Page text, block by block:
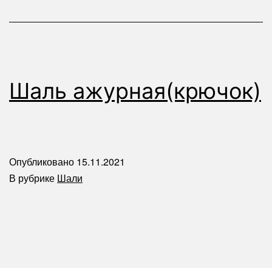
Шаль ажурная(крючок)
Опубликовано 15.11.2021
В рубрике Шали